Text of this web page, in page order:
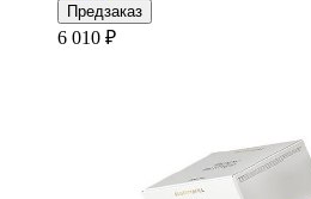
Предзаказ
6 010 ₽